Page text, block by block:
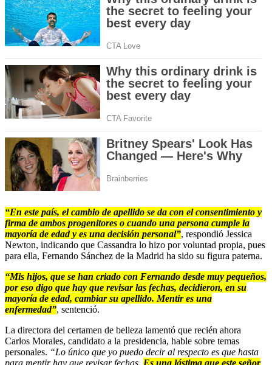
“En este país, el cambio de apellido se da con el consentimiento y
firma de ambos progenitores o cuando una persona cumple la
mayoría de edad y es una decisión personal”, respondió Jessica
Newton, indicando que Cassandra lo hizo por voluntad propia, pues
para ella, Fernando Sánchez de la Madrid ha sido su figura paterna.
“Mis hijos, que se han criado con Fernando desde muy pequeños,
por eso digo que hay que revisar las fechas, decidieron, en su
mayoría de edad, cambiar su apellido. Mentir es una
enfermedad”, sentenció.
La directora del certamen de belleza lamentó que recién ahora
Carlos Morales, candidato a la presidencia, hable sobre temas
personales. “Lo único que yo puedo decir al respecto es que hasta